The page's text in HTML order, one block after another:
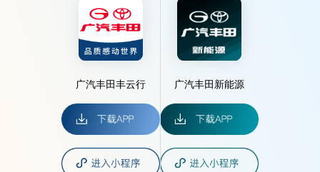
广汽丰田丰云行 广汽丰田新能源